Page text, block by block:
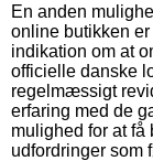
En anden
online butikken
indikation om at
officielle danske
regelmæssigt
erfaring med de
mulighed for at få
udfordringer som